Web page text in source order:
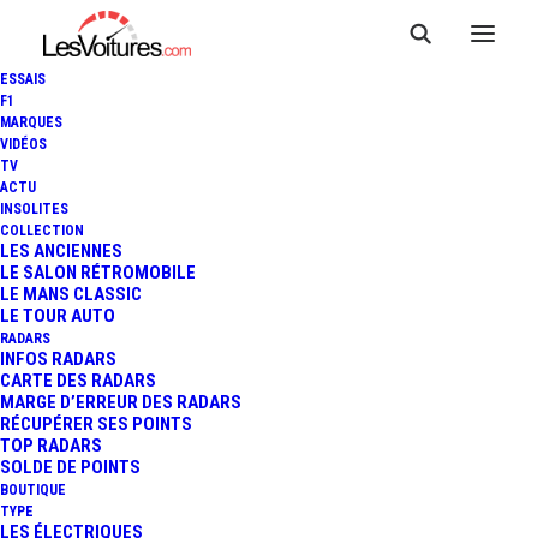
ESSAIS
F1
MARQUES
VIDÉOS
TV
ACTU
INSOLITES
COLLECTION
LES ANCIENNES
LE SALON RÉTROMOBILE
LE MANS CLASSIC
LE TOUR AUTO
RADARS
INFOS RADARS
CARTE DES RADARS
MARGE D’ERREUR DES RADARS
RÉCUPÉRER SES POINTS
TOP RADARS
SOLDE DE POINTS
BOUTIQUE
TYPE
LES ÉLECTRIQUES